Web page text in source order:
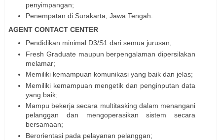
penyimpangan;
Penempatan di Surakarta, Jawa Tengah.
AGENT CONTACT CENTER
Pendidikan minimal D3/S1 dari semua jurusan;
Fresh Graduate maupun berpengalaman dipersilakan
melamar;
Memiliki kemampuan komunikasi yang baik dan jelas;
Memiliki kemampuan mengetik dan penginputan data
yang baik;
Mampu bekerja secara multitasking dalam menangani
pelanggan dan mengoperasikan sistem secara
bersamaan;
Berorientasi pada pelayanan pelanggan;